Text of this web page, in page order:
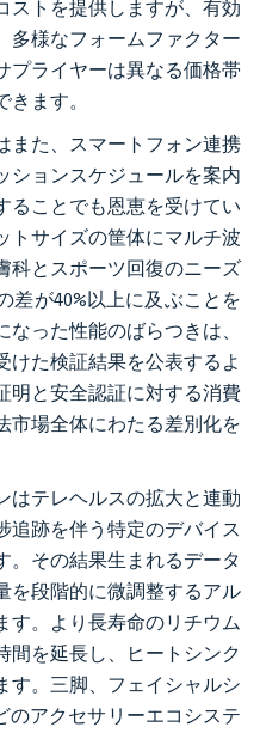
ストを提供しますが、有効
多様なフォームファクター
プライヤーは異なる価格帯
きます。
また、スマートフォン連携
ションスケジュールを案内
ることでも恩恵を受けてい
トサイズの筐体にマルチ波
科とスポーツ回復のニーズ
差が40%以上に及ぶことを
った性能のばらつきは、
けた検証結果を公表するよ
明と安全認証に対する消費
市場全体にわたる差別化を
はテレヘルスの拡大と連動
追跡を伴う特定のデバイス
。その結果生まれるデータ
を段階的に微調整するアル
す。より長寿命のリチウム
間を延長し、ヒートシンク
す。三脚、フェイシャルシ
のアクセサリーエコシステ